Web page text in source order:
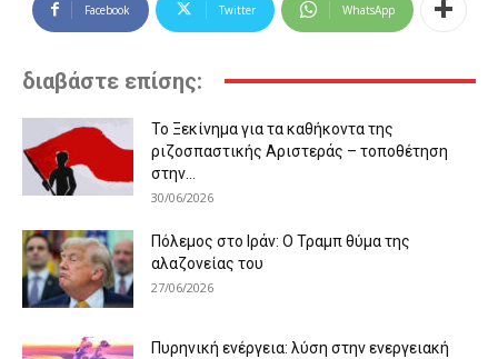
Facebook Twitter WhatsApp
διαβάστε επίσης:
Το Ξεκίνημα για τα καθήκοντα της
ριζοσπαστικής Αριστεράς – τοποθέτηση
στην...
30/06/2026
Πόλεμος στο Ιράν: Ο Τραμπ θύμα της
αλαζονείας του
27/06/2026
Πυρηνική ενέργεια: λύση στην ενεργειακή